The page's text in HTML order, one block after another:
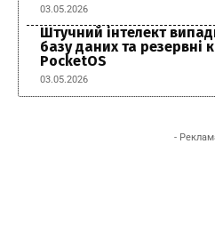
03.05.2026
Штучний інтелект
базу даних та резервні
PocketOS
03.05.2026
-